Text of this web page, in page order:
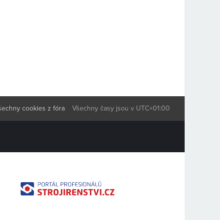
Všechny časy jsou v UTC+01:00
cookies z fóra